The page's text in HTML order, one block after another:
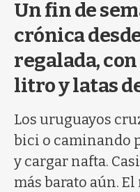
Un fin de
crónica
regalada,
litro y latas
Los uruguayos
bici o caminando
y cargar nafta.
más barato aún.